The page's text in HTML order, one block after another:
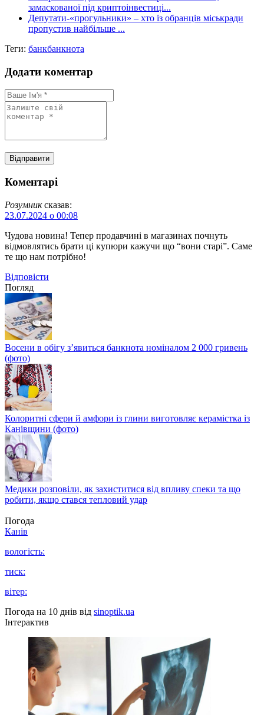
замаскованої під криптоінвестиці...
Депутати-«прогульники» – хто із обранців міськради
пропустив найбільше ...
Теги: банкбанкнота
Додати коментар
Коментарі
Розумник сказав:
23.07.2024 о 00:08
Чудова новина! Тепер продавчині в магазинах почнуть
відмовлятись брати ці купюри кажучи що “вони старі”. Саме
те що нам потрібно!
Відповіcти
Погляд
Восени в обігу з’явиться банкнота номіналом 2 000 гривень
(фото)
Колоритні сфери й амфори із глини виготовляє керамістка із
Канівщини (фото)
Медики розповіли, як захиститися від впливу спеки та що
робити, якщо стався тепловий удар
Погода
Канів
вологість:
тиск:
вітер:
Погода на 10 днів від sinoptik.ua
Інтерактив